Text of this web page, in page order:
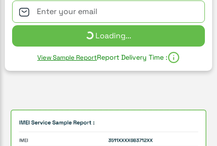
Loading...
View Sample ReportReport Delivery Time :